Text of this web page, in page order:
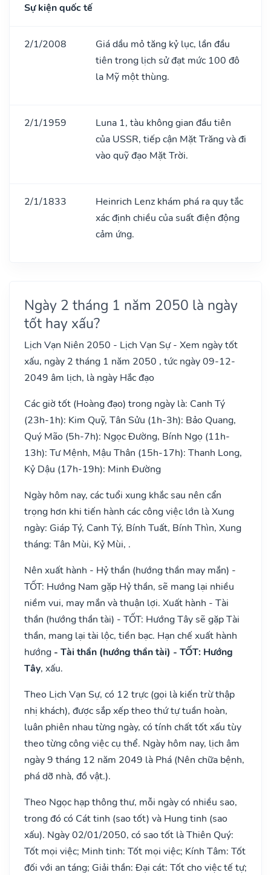
Sự kiện quốc tế
2/1/2008
Giá dầu mỏ tăng kỷ lục, lần đầu
tiên trong lịch sử đạt mức 100 đô
la Mỹ một thùng.
2/1/1959
Luna 1, tàu không gian đầu tiên
của USSR, tiếp cận Mặt Trăng và đi
vào quỹ đạo Mặt Trời.
2/1/1833
Heinrich Lenz khám phá ra quy tắc
xác định chiều của suất điện động
cảm ứng.
Ngày 2 tháng 1 năm 2050 là ngày
tốt hay xấu?
Lịch Vạn Niên 2050 - Lịch Vạn Sự - Xem ngày tốt
xấu, ngày 2 tháng 1 năm 2050 , tức ngày 09-12-
2049 âm lịch, là ngày Hắc đạo
Các giờ tốt (Hoàng đạo) trong ngày là: Canh Tý
(23h-1h): Kim Quỹ, Tân Sửu (1h-3h): Bảo Quang,
Quý Mão (5h-7h): Ngọc Đường, Bính Ngọ (11h-
13h): Tư Mệnh, Mậu Thân (15h-17h): Thanh Long,
Kỷ Dậu (17h-19h): Minh Đường
Ngày hôm nay, các tuổi xung khắc sau nên cẩn
trọng hơn khi tiến hành các công việc lớn là Xung
ngày: Giáp Tý, Canh Tý, Bính Tuất, Bính Thìn, Xung
tháng: Tân Mùi, Kỷ Mùi, .
Nên xuất hành - Hỷ thần (hướng thần may mắn) -
TỐT: Hướng Nam gặp Hỷ thần, sẽ mang lại nhiều
niềm vui, may mắn và thuận lợi. Xuất hành - Tài
thần (hướng thần tài) - TỐT: Hướng Tây sẽ gặp Tài
thần, mang lại tài lộc, tiền bạc. Hạn chế xuất hành
hướng - Tài thần (hướng thần tài) - TỐT: Hướng
Tây, xấu.
Theo Lịch Vạn Sự, có 12 trực (gọi là kiến trừ thập
nhị khách), được sắp xếp theo thứ tự tuần hoàn,
luân phiên nhau từng ngày, có tính chất tốt xấu tùy
theo từng công việc cụ thể. Ngày hôm nay, lịch âm
ngày 9 tháng 12 năm 2049 là Phá (Nên chữa bệnh,
phá dỡ nhà, đồ vật.).
Theo Ngọc hạp thông thư, mỗi ngày có nhiều sao,
trong đó có Cát tinh (sao tốt) và Hung tinh (sao
xấu). Ngày 02/01/2050, có sao tốt là Thiên Quý:
Tốt mọi việc; Minh tinh: Tốt mọi việc; Kính Tâm: Tốt
đối với an táng; Giải thần: Đại cát: Tốt cho việc tế tự;